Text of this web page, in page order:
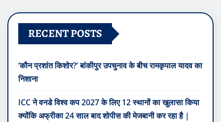
RECENT POSTS
‘कौन प्रशांत किशोर?’ बांकीपुर उपचुनाव के बीच रामकृपाल यादव का
निशाना
ICC ने वनडे विश्व कप 2027 के लिए 12 स्थानों का खुलासा किया
क्योंकि अफ्रीका 24 साल बाद शोपीस की मेजबानी कर रहा है |